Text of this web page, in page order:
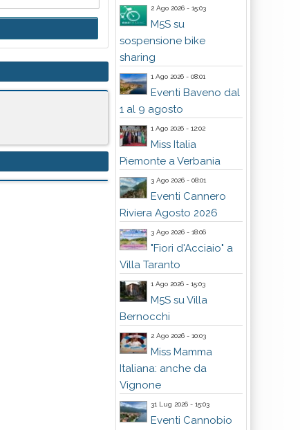
2 Ago 2026 - 15:03
M5S su
sospensione bike
sharing
1 Ago 2026 - 08:01
Eventi Baveno dal
1 al 9 agosto
1 Ago 2026 - 12:02
Miss Italia
Piemonte a Verbania
3 Ago 2026 - 08:01
Eventi Cannero
Riviera Agosto 2026
3 Ago 2026 - 18:06
"Fiori d'Acciaio" a
Villa Taranto
1 Ago 2026 - 15:03
M5S su Villa
Bernocchi
2 Ago 2026 - 10:03
Miss Mamma
Italiana: anche da
Vignone
31 Lug 2026 - 15:03
Eventi Cannobio